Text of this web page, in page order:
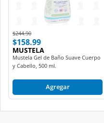
Price reduced from
$244.90to
$158.99
MUSTELA
Mustela Gel de Baño Suave Cuerpo
y Cabello, 500 ml.
Agregar